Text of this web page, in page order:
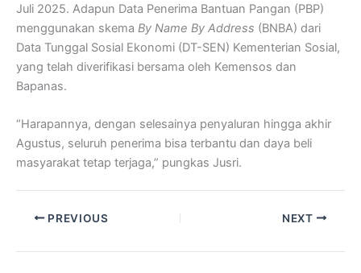
Juli 2025. Adapun Data Penerima Bantuan Pangan (PBP)
menggunakan skema By Name By Address (BNBA) dari
Data Tunggal Sosial Ekonomi (DT-SEN) Kementerian Sosial,
yang telah diverifikasi bersama oleh Kemensos dan
Bapanas.
“Harapannya, dengan selesainya penyaluran hingga akhir
Agustus, seluruh penerima bisa terbantu dan daya beli
masyarakat tetap terjaga,” pungkas Jusri.
PREVIOUS NEXT